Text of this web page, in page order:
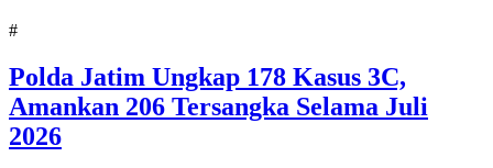
#
Polda Jatim Ungkap 178 Kasus 3C,
Amankan 206 Tersangka Selama Juli
2026